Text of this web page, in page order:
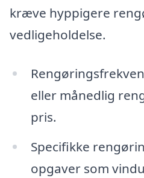
kræve hyppigere
vedligeholdelse.
eller månedlig
pris.
Specifikke
opgaver som